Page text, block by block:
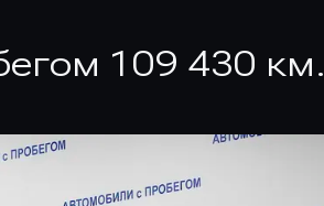
109 430 км.